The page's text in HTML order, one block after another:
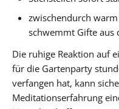
zwischendurch
schwemmt Gifte aus
Die ruhige Reaktion auf
für die Gartenparty
verfangen hat, kann
Meditationserfahrung